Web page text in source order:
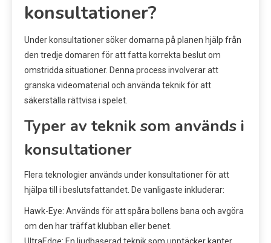
konsultationer?
Under konsultationer söker domarna på planen hjälp från
den tredje domaren för att fatta korrekta beslut om
omstridda situationer. Denna process involverar att
granska videomaterial och använda teknik för att
säkerställa rättvisa i spelet.
Typer av teknik som används i
konsultationer
Flera teknologier används under konsultationer för att
hjälpa till i beslutsfattandet. De vanligaste inkluderar:
Hawk-Eye: Används för att spåra bollens bana och avgöra
om den har träffat klubban eller benet.